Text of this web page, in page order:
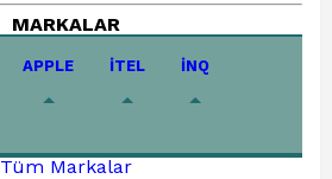
MARKALAR
APPLE İTEL İNQ
Tüm Markalar